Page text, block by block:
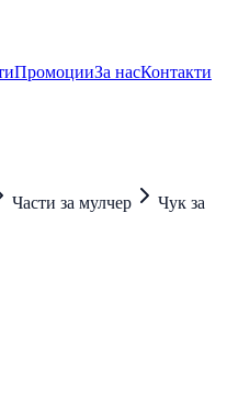
ПромоцииЗа насКонтакти
Части за мулчер
Чук за